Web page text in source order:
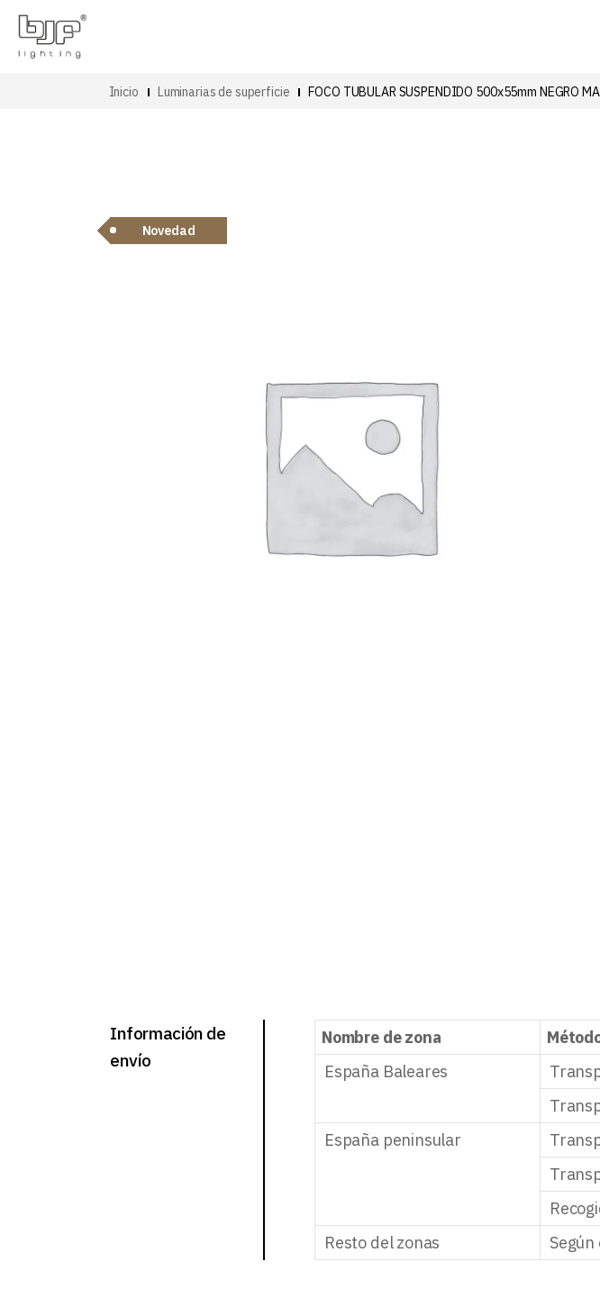
Inicio Luminarias de superficie FOCO TUBULAR SUSPENDIDO 500x55mm NEGRO
Novedad
Información de
envío
Nombre de zona
España Baleares
España peninsular
Resto del zonas